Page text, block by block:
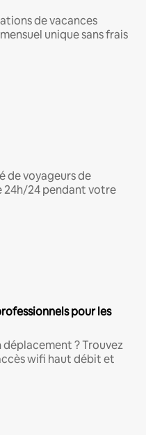
de vacances
unique sans frais
de voyageurs de
24h/24 pendant votre
pour les
déplacement ? Trouvez
wifi haut débit et